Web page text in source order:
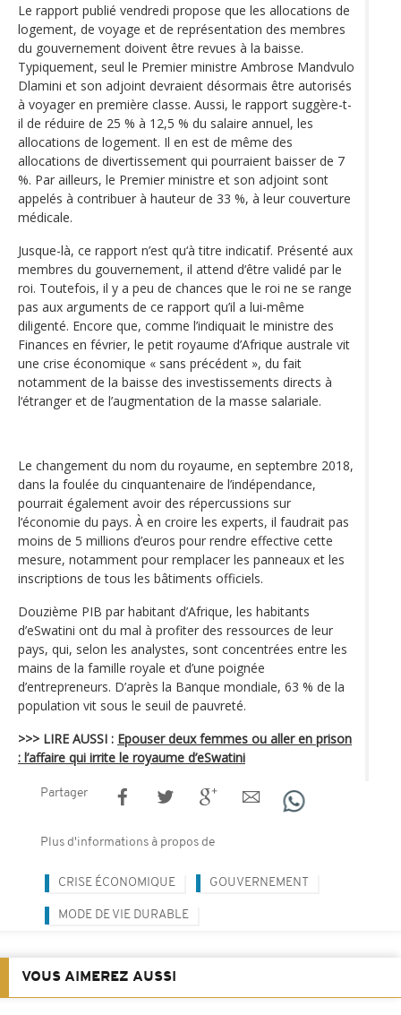
Le rapport publié vendredi propose que les allocations de
logement, de voyage et de représentation des membres
du gouvernement doivent être revues à la baisse.
Typiquement, seul le Premier ministre Ambrose Mandvulo
Dlamini et son adjoint devraient désormais être autorisés
à voyager en première classe. Aussi, le rapport suggère-t-
il de réduire de 25 % à 12,5 % du salaire annuel, les
allocations de logement. Il en est de même des
allocations de divertissement qui pourraient baisser de 7
%. Par ailleurs, le Premier ministre et son adjoint sont
appelés à contribuer à hauteur de 33 %, à leur couverture
médicale.
Jusque-là, ce rapport n’est qu‘à titre indicatif. Présenté aux
membres du gouvernement, il attend d‘être validé par le
roi. Toutefois, il y a peu de chances que le roi ne se range
pas aux arguments de ce rapport qu’il a lui-même
diligenté. Encore que, comme l’indiquait le ministre des
Finances en février, le petit royaume d’Afrique australe vit
une crise économique « sans précédent », du fait
notamment de la baisse des investissements directs à
l‘étranger et de l’augmentation de la masse salariale.
Le changement du nom du royaume, en septembre 2018,
dans la foulée du cinquantenaire de l’indépendance,
pourrait également avoir des répercussions sur
l‘économie du pays. À en croire les experts, il faudrait pas
moins de 5 millions d’euros pour rendre effective cette
mesure, notamment pour remplacer les panneaux et les
inscriptions de tous les bâtiments officiels.
Douzième PIB par habitant d’Afrique, les habitants
d’eSwatini ont du mal à profiter des ressources de leur
pays, qui, selon les analystes, sont concentrées entre les
mains de la famille royale et d’une poignée
d’entrepreneurs. D’après la Banque mondiale, 63 % de la
population vit sous le seuil de pauvreté.
>>> LIRE AUSSI : Epouser deux femmes ou aller en prison
: l’affaire qui irrite le royaume d’eSwatini
Partager
Plus d'informations à propos de
CRISE ÉCONOMIQUE GOUVERNEMENT
MODE DE VIE DURABLE
VOUS AIMEREZ AUSSI